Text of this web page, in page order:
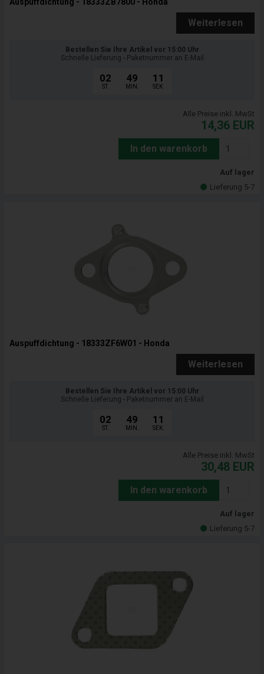
Weiterlesen
Bestellen Sie Ihre Artikel vor 15:00 Uhr
Schnelle Lieferung - Paketnummer an E-Mail
02
ST.
49
MIN.
09
SEK.
Alle Preise inkl. MwSt
14,36 EUR
In den warenkorb
Auf lager
Lieferung 5-7
Auspuffdichtung - 18333ZF6W01 - Honda
Weiterlesen
Bestellen Sie Ihre Artikel vor 15:00 Uhr
Schnelle Lieferung - Paketnummer an E-Mail
02
ST.
49
MIN.
09
SEK.
Alle Preise inkl. MwSt
30,48 EUR
In den warenkorb
Auf lager
Lieferung 5-7